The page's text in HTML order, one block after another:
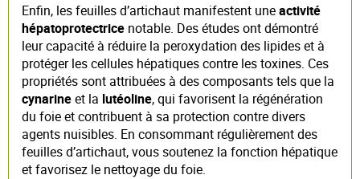
Enfin, les feuilles d’artichaut manifestent uneactivité
hépatoprotectrice notable. Des études ont démontré
leur capacité à réduire la peroxydation des lipides et à
protéger les cellules hépatiques contre les toxines. Ces
propriétés sont attribuées à des composants tels que la
cynarineet la lutéoline, qui favorisent la régénération
du foie et contribuent à sa protection contre divers
agents nuisibles. En consommant régulièrement des
feuilles d’artichaut, vous soutenez la fonction hépatique
et favorisez le nettoyage du foie.